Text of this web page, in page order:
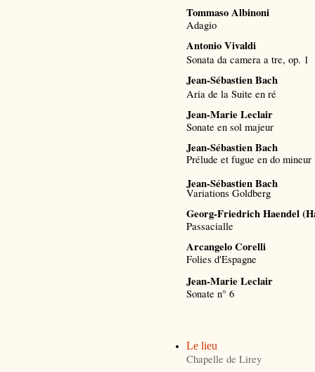
Tommaso Albinoni
Adagio
Antonio Vivaldi
Sonata da camera a tre, op. 1
Jean-Sébastien Bach
Aria de la Suite en ré
Jean-Marie Leclair
Sonate en sol majeur
Jean-Sébastien Bach
Prélude et fugue en do mineur
Jean-Sébastien Bach
Variations Goldberg
Georg-Friedrich Haendel
Passacialle
Arcangelo Corelli
Folies d'Espagne
Jean-Marie Leclair
Sonate n° 6
Le lieu
Chapelle de Lirey